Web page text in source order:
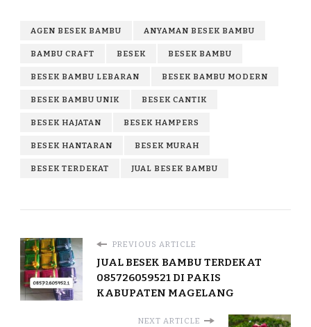
AGEN BESEK BAMBU ANYAMAN BESEK BAMBU
BAMBU CRAFT BESEK BESEK BAMBU
BESEK BAMBU LEBARAN BESEK BAMBU MODERN
BESEK BAMBU UNIK BESEK CANTIK
BESEK HAJATAN BESEK HAMPERS
BESEK HANTARAN BESEK MURAH
BESEK TERDEKAT JUAL BESEK BAMBU
PREVIOUS ARTICLE
JUAL BESEK BAMBU TERDEKAT
085726059521 DI PAKIS
KABUPATEN MAGELANG
NEXT ARTICLE